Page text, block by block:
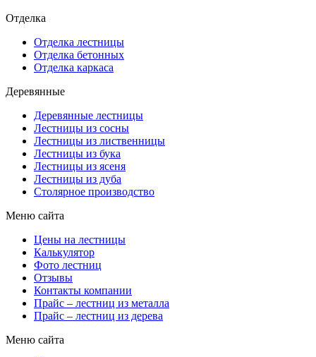
Отделка
Отделка лестницы
Отделка бетонных
Отделка каркаса
Деревянные
Деревянные лестницы
Лестницы из сосны
Лестницы из лиственницы
Лестницы из бука
Лестницы из ясеня
Лестницы из дуба
Столярное производство
Меню сайта
Цены на лестницы
Калькулятор
Фото лестниц
Отзывы
Контакты компании
Прайс – лестниц из металла
Прайс – лестниц из дерева
Меню сайта